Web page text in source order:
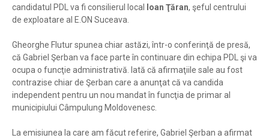
candidatul PDL va fi consilierul local
Ioan Ţăran, şeful centrului
de exploatare al E.ON Suceava.
Gheorghe Flutur spunea chiar astăzi, într-o conferinţă de presă,
că Gabriel Şerban va face parte în continuare din echipa PDL şi va
ocupa o funcţie administrativă. Iată că afirmaţiile sale au fost
contrazise chiar de Şerban care a anunţat că va candida
independent pentru un nou mandat în funcţia de primar al
municipiului Câmpulung Moldovenesc.
La emisiunea la care am făcut referire, Gabriel Şerban a afirmat